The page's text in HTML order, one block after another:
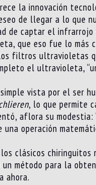
la innovación
de llegar a lo que
de captar el
que eso fue lo más
filtros ultravioletas
el ultravioleta,
vista por el ser
, lo que permite
aflora su
operación
clásicos
método para la
ahora.